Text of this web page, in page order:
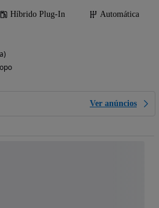
Híbrido Plug-In
Automática
Ver anúncios